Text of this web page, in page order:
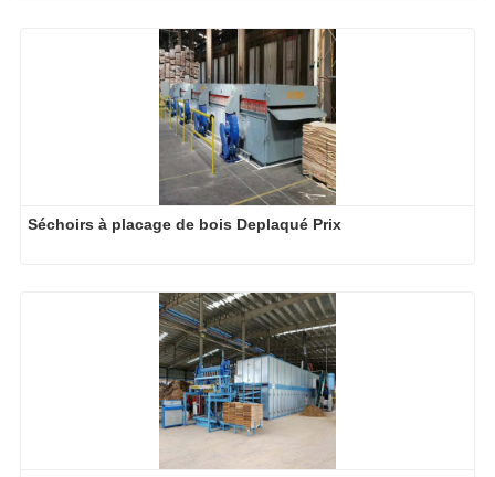
Séchoirs à placage de bois Deplaqué Prix